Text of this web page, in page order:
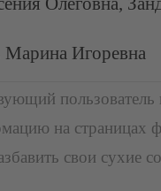
Марина Игоревна
пользователь
на страницах
свои сухие